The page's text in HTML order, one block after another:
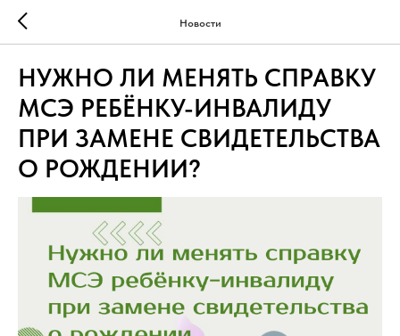
Новости
НУЖНО ЛИ МЕНЯТЬ СПРАВКУ
МСЭ РЕБЁНКУ-ИНВАЛИДУ
ПРИ ЗАМЕНЕ СВИДЕТЕЛЬСТВА
О РОЖДЕНИИ?